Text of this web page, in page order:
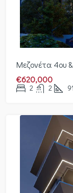
Μεζονέτα 4ου
€620,000
2 2